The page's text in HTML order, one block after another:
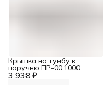
3 938 ₽
Крышка на тумбу к
поручню ПР-00.1000